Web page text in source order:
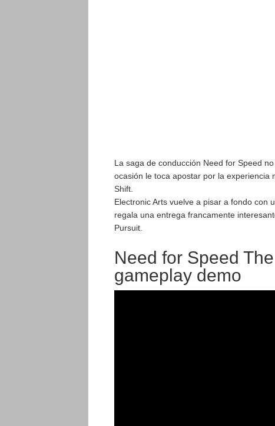
La saga de conducción Need for Speed
ocasión le toca apostar por la experiencia
Shift.
Electronic Arts vuelve a pisar a fondo con
regala una entrega francamente
Pursuit.
Need for Speed
gameplay demo